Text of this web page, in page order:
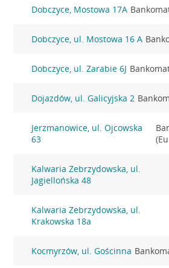
Dobczyce, Mostowa 17A
Dobczyce, ul. Mostowa 16 A
Dobczyce, ul. Zarabie 6J
Dojazdów, ul. Galicyjska 2
Jerzmanowice, ul. Ojcowska
63
Kalwaria Zebrzydowska, ul.
Jagiellońska 48
Kalwaria Zebrzydowska, ul.
Krakowska 18a
Kocmyrzów, ul. Gościnna